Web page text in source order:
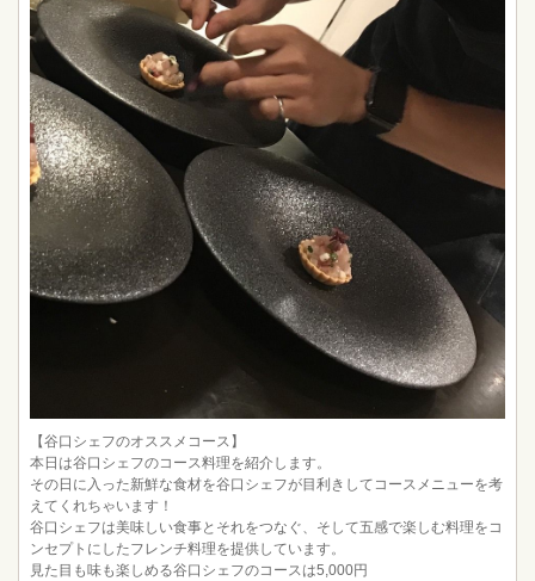
【谷口シェフのオススメコース】
本日は谷口シェフのコース料理を紹介します。
その日に入った新鮮な食材を谷口シェフが目利きしてコースメニューを考
えてくれちゃいます！
谷口シェフは美味しい食事とそれをつなぐ、そして五感で楽しむ料理をコ
ンセプトにしたフレンチ料理を提供しています。
見た目も味も楽しめる谷口シェフのコースは5,000円